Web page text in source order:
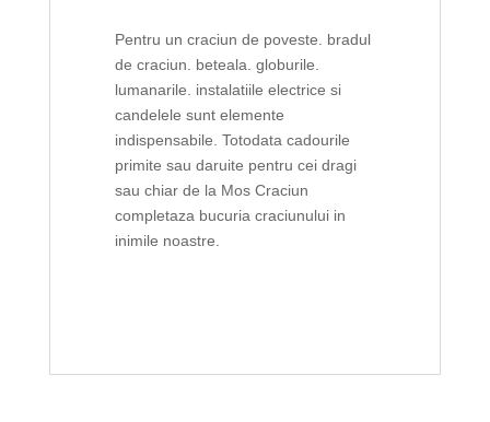
Pentru un craciun de poveste. bradul
de craciun. beteala. globurile.
lumanarile. instalatiile electrice si
candelele sunt elemente
indispensabile. Totodata cadourile
primite sau daruite pentru cei dragi
sau chiar de la Mos Craciun
completaza bucuria craciunului in
inimile noastre.